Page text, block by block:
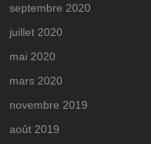
septembre 2020
juillet 2020
mai 2020
mars 2020
novembre 2019
août 2019